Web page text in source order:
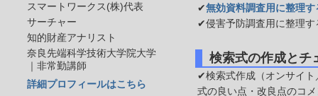
✔無効資料調査用に整理
✔侵害予防調査用に整理す
検索式の作成とチ
✔検索式作成（オンサイト
式の良い点・改良点のコ
スマートワークス(株)代表
サーチャー
知的財産アナリスト
奈良先端科学技術大学院大学
｜非常勤講師
詳細プロフィールはこちら